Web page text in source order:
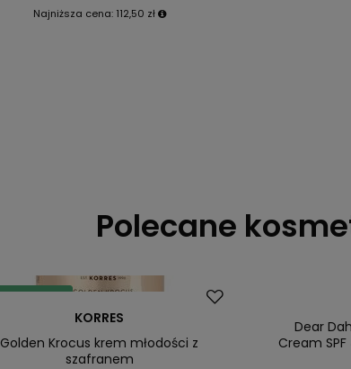
Najniższa cena: 112,50 zł
Polecane
za 0 zł
KORRES
Golden Krocus krem młodości z
szafranem
Dear
Cream